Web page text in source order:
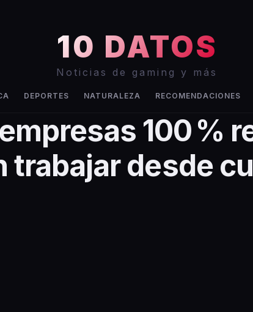
10 DATOS
Noticias de gaming y más
DEPORTES NATURALEZA RECOMENDACIONES
100 %
trabajar desde